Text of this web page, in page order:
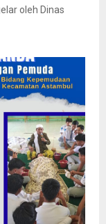
oleh Dinas